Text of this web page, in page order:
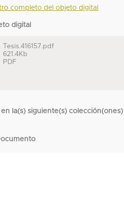
completo del objeto digital
digital
Tesis.416157.pdf
621.4Kb
PDF
la(s) siguiente(s) colección(ones)